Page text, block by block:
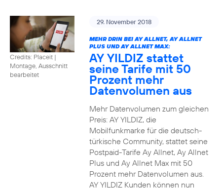
Credits: Placeit |
Montage, Ausschnitt
bearbeitet
29. November 2018
MEHR DRIN BEI AY ALLNET, AY ALLNET
PLUS UND AY ALLNET MAX:
AY YILDIZ stattet
seine Tarife mit 50
Prozent mehr
Datenvolumen aus
Mehr Datenvolumen zum gleichen
Preis: AY YILDIZ, die
Mobilfunkmarke für die deutsch-
türkische Community, stattet seine
Postpaid-Tarife Ay Allnet, Ay Allnet
Plus und Ay Allnet Max mit 50
Prozent mehr Datenvolumen aus.
AY YILDIZ Kunden können nun